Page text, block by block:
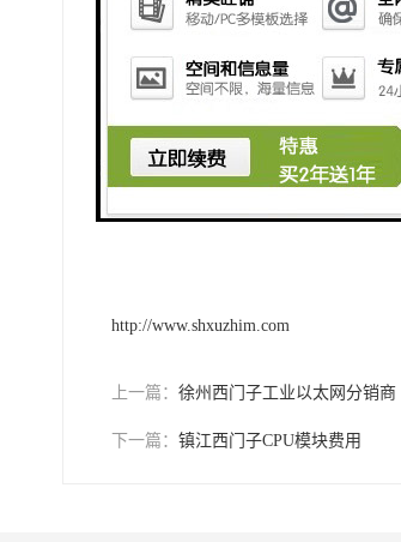
题**换新产品，让您放心使用。
西门子触摸屏的广泛应用和良好性能
与您的合作，为您提供的产品务。
http://www.shxuzhim.com
上一篇： 徐州西门子工业以太网分销商
下一篇： 镇江西门子CPU模块费用